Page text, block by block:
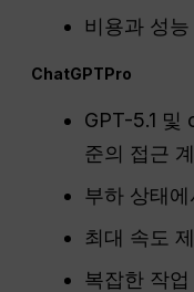
비용과 성
ChatGPTPro
GPT-5.1 및
준의 접근
부하 상태
최대 속도
복잡한 작